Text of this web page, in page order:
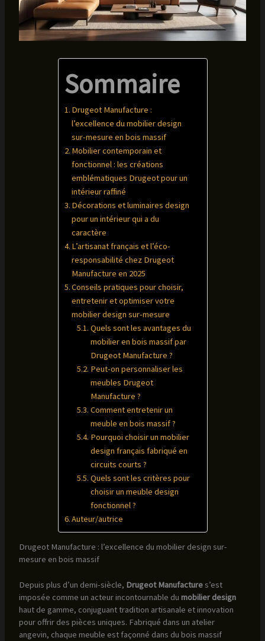
Sommaire
Drugeot Manufacture :
l’excellence du mobilier design
sur-mesure en bois massif
Mobilier contemporain et
fonctionnel : les créations
emblématiques Drugeot pour un
intérieur raffiné
Décorations et luminaires design
pour un intérieur qui a du
caractère
L’artisanat français et l’éco-
responsabilité chez Drugeot
Manufacture en 2025
Conseils pratiques pour choisir,
entretenir et optimiser votre
mobilier design sur-mesure
Quels sont les avantages du
mobilier en bois massif par
Drugeot Manufacture ?
Peut-on personnaliser les
meubles Drugeot
Manufacture ?
Comment entretenir un
meuble en bois massif ?
Pourquoi choisir un mobilier
design français fabriqué en
circuits courts ?
Quels sont les critères pour
choisir un meuble design
fonctionnel ?
Auteur/autrice
Drugeot Manufacture : l’excellence du mobilier design sur-
mesure en bois massif
Depuis plus d’un demi-siècle, Drugeot Manufactures’est
imposée comme un acteur incontournable du mobilier design
haut de gamme, conjuguant tradition artisanale et innovation
pour offrir des pièces uniques. Fabriqué dans un atelier
angevin, chaque meuble est façonné dans du bois massif